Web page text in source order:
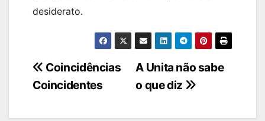
desiderato.
Navegação
de
artigos
A Unita não sabe
o que diz
Coincidências
Coincidentes